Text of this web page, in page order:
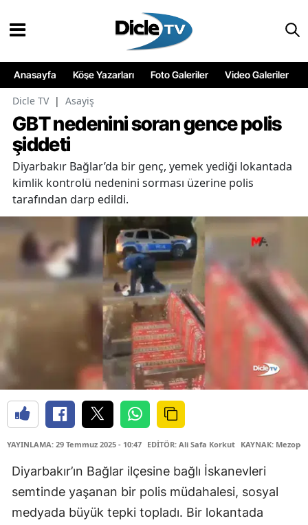
Anasayfa Köşe Yazarları Foto Galeriler Video Galeriler
Dicle TV | Asayiş
GBT nedenini soran gence polis
şiddeti
Diyarbakır Bağlar’da bir genç, yemek yediği lokantada
kimlik kontrolü nedenini sorması üzerine polis
tarafından darp edildi.
YAYINLAMA: 29 Temmuz 2025 - 10:47 EDİTÖR: Ali Safa Korkut KAYNAK:
Diyarbakır’ın Bağlar ilçesine bağlı İskanevleri
semtinde yaşanan bir polis müdahalesi, sosyal
medyada büyük tepki topladı. Bir lokantada